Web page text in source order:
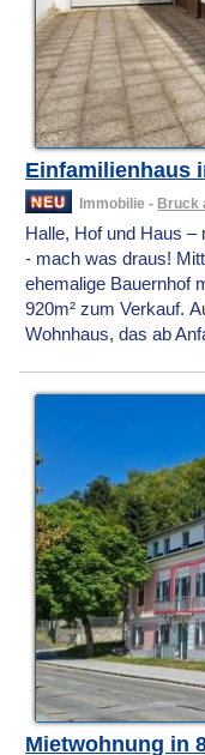
Einfamilienhaus
Immobilie - Bruck
Halle, Hof und Haus
- mach was draus!
ehemalige Bauernhof
920m² zum Verkauf.
Wohnhaus, das ab
Mietwohnung in